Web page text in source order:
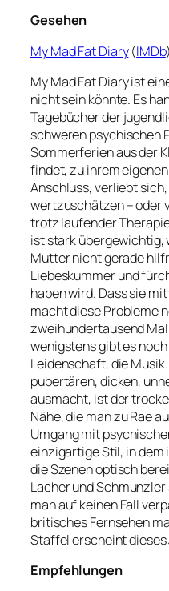
Gesehen
My Mad Fat Diary(IMDb)
My Mad Fat Diary ist
nicht sein könnte. Es
Tagebücher der
schweren psychischen
Sommerferien aus der
findet, zu ihrem
Anschluss, verliebt
wertzuschätzen – oder
trotz laufender
ist stark
Mutter nicht gerade
Liebeskummer und
haben wird. Dass sie
macht diese Probleme
zweihundertausend
wenigstens gibt es
Leidenschaft, die
pubertären, dicken,
ausmacht, ist der
Nähe, die man zu Rae
Umgang mit
einzigartige Stil, in
die Szenen optisch
Lacher und
man auf keinen Fall
britisches Fernsehen
Staffel erscheint dieses
Empfehlungen